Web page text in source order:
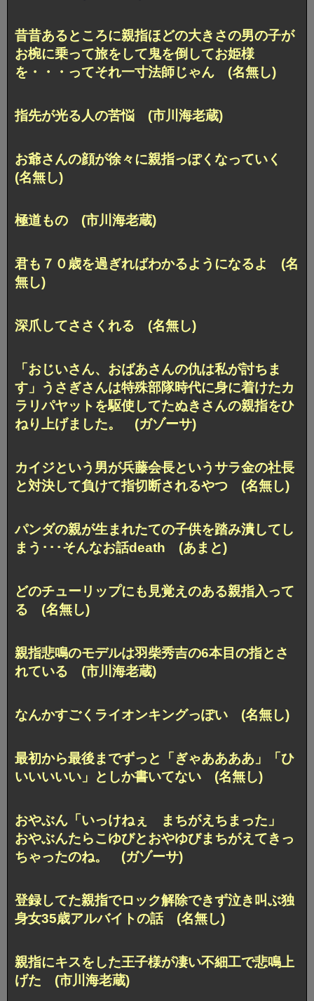
昔昔あるところに親指ほどの大きさの男の子が
お椀に乗って旅をして鬼を倒してお姫様
を・・・ってそれ一寸法師じゃん (名無し)
指先が光る人の苦悩 (市川海老蔵)
お爺さんの顔が徐々に親指っぽくなっていく
(名無し)
極道もの (市川海老蔵)
君も７０歳を過ぎればわかるようになるよ (名
無し)
深爪してささくれる (名無し)
「おじいさん、おばあさんの仇は私が討ちま
す」うさぎさんは特殊部隊時代に身に着けたカ
ラリパヤットを駆使してたぬきさんの親指をひ
ねり上げました。 (ガゾーサ)
カイジという男が兵藤会長というサラ金の社長
と対決して負けて指切断されるやつ (名無し)
パンダの親が生まれたての子供を踏み潰してし
まう･･･そんなお話death (あまと)
どのチューリップにも見覚えのある親指入って
る (名無し)
親指悲鳴のモデルは羽柴秀吉の6本目の指とさ
れている (市川海老蔵)
なんかすごくライオンキングっぽい (名無し)
最初から最後までずっと「ぎゃああああ」「ひ
いいいいい」としか書いてない (名無し)
おやぶん「いっけねぇ まちがえちまった」
おやぶんたらこゆびとおやゆびまちがえてきっ
ちゃったのね。 (ガゾーサ)
登録してた親指でロック解除できず泣き叫ぶ独
身女35歳アルバイトの話 (名無し)
親指にキスをした王子様が凄い不細工で悲鳴上
げた (市川海老蔵)